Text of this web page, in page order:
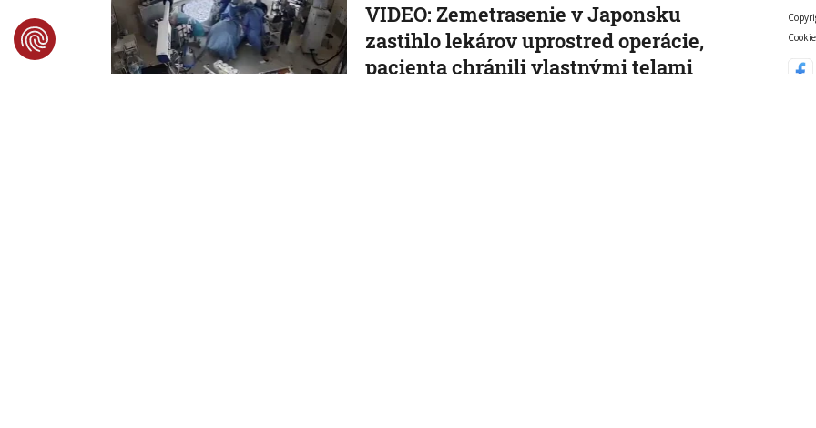
VIDEO: Zemetrasenie v Japonsku
zastihlo lekárov uprostred operácie,
pacienta chránili vlastnými telami